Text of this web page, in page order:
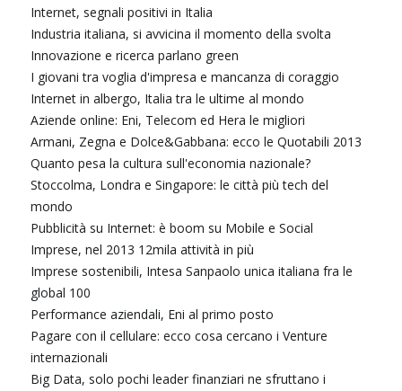
Internet, segnali positivi in Italia
Industria italiana, si avvicina il momento della svolta
Innovazione e ricerca parlano green
I giovani tra voglia d'impresa e mancanza di coraggio
Internet in albergo, Italia tra le ultime al mondo
Aziende online: Eni, Telecom ed Hera le migliori
Armani, Zegna e Dolce&Gabbana: ecco le Quotabili 2013
Quanto pesa la cultura sull'economia nazionale?
Stoccolma, Londra e Singapore: le città più tech del
mondo
Pubblicità su Internet: è boom su Mobile e Social
Imprese, nel 2013 12mila attività in più
Imprese sostenibili, Intesa Sanpaolo unica italiana fra le
global 100
Performance aziendali, Eni al primo posto
Pagare con il cellulare: ecco cosa cercano i Venture
internazionali
Big Data, solo pochi leader finanziari ne sfruttano i